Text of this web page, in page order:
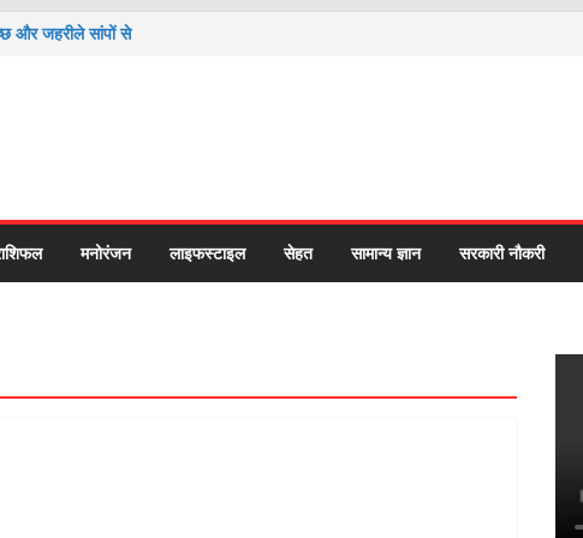
और जहरीले सांपों से
को लेकर
की चिंता ने पोते को
आएगी सदियों
मनोरंजन लाइफस्टाइल सेहत सामान्य ज्ञान सरकारी नौकरी